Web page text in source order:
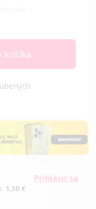
košíka
Prihlásiť sa
1,30 €